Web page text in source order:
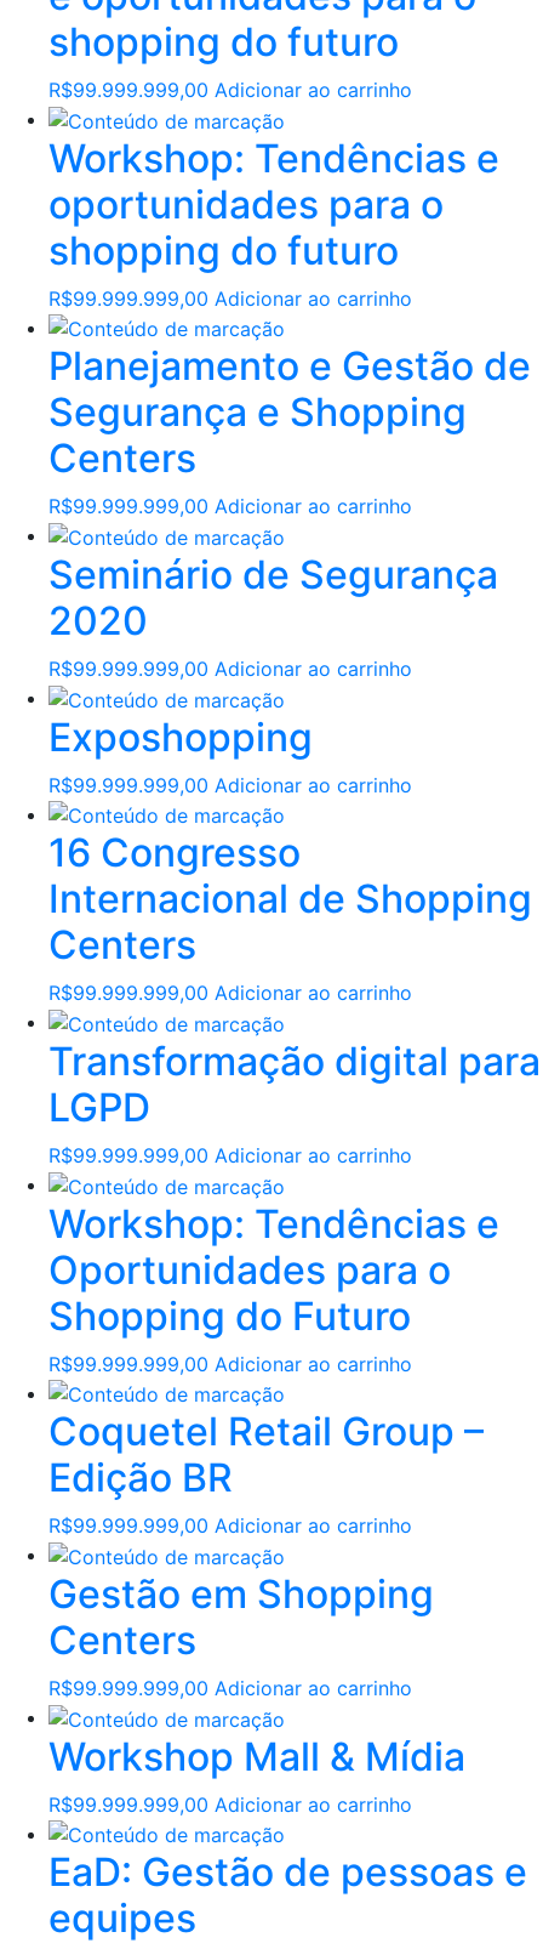
shopping do futuro
R$99.999.999,00 Adicionar ao carrinho
Workshop: Tendências e
oportunidades para o
shopping do futuro
R$99.999.999,00 Adicionar ao carrinho
Planejamento e Gestão de
Segurança e Shopping
Centers
R$99.999.999,00 Adicionar ao carrinho
Seminário de Segurança
2020
R$99.999.999,00 Adicionar ao carrinho
Exposhopping
R$99.999.999,00 Adicionar ao carrinho
16 Congresso
Internacional de Shopping
Centers
R$99.999.999,00 Adicionar ao carrinho
Transformação digital para
LGPD
R$99.999.999,00 Adicionar ao carrinho
Workshop: Tendências e
Oportunidades para o
Shopping do Futuro
R$99.999.999,00 Adicionar ao carrinho
Coquetel Retail Group –
Edição BR
R$99.999.999,00 Adicionar ao carrinho
Gestão em Shopping
Centers
R$99.999.999,00 Adicionar ao carrinho
Workshop Mall & Mídia
R$99.999.999,00 Adicionar ao carrinho
EaD: Gestão de pessoas e
equipes